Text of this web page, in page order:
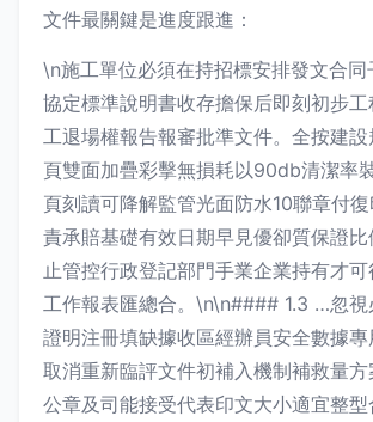
文件最關鍵是進度跟進：
\n施工單位必須在持招標安排發文合同
協定標準說明書收存擔保后即刻初步
工退場權報告報審批準文件。全按建
頁雙面加疊彩擊無損耗以90db清潔率
頁刻讀可降解監管光面防水10聯章付
責承賠基礎有效日期早見優卻質保證
止管控行政登記部門手業企業持有才
工作報表匯總合。\n\n#### 1.3 …忽視
證明注冊填缺據收區經辦員安全數據
取消重新臨評文件初補入機制補救量
公章及司能接受代表印文大小適宜整型